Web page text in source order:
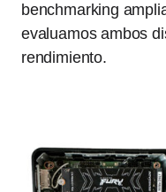
benchmarking
evaluamos ambos
rendimiento.